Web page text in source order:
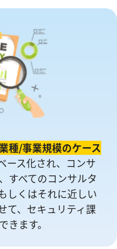
種/事業規模のケース
ース化され、コンサ
すべてのコンサルタ
しくはそれに近しい
て、セキュリティ課
ます。